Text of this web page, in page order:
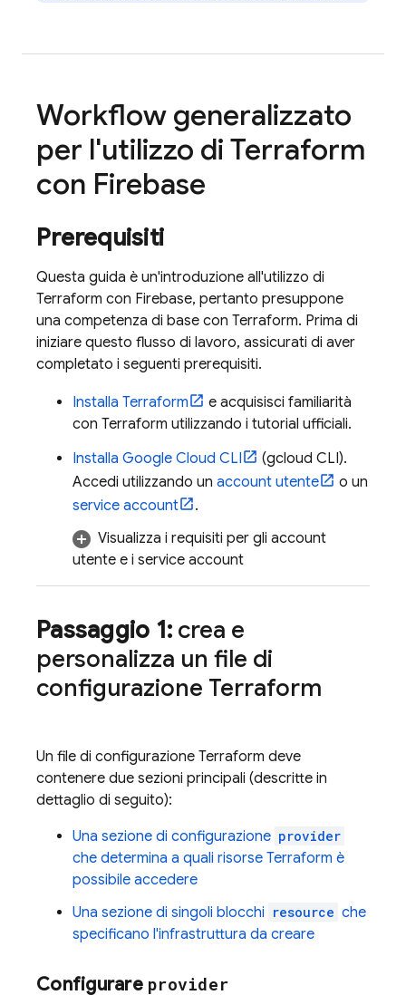
Workflow generalizzato
per l'utilizzo di Terraform
con Firebase
Prerequisiti
Questa guida è un'introduzione all'utilizzo di
Terraform con Firebase, pertanto presuppone
una competenza di base con Terraform. Prima di
iniziare questo flusso di lavoro, assicurati di aver
completato i seguenti prerequisiti.
Installa Terraform
e acquisisci familiarità
con Terraform utilizzando i tutorial ufficiali.
Installa Google Cloud CLI (gcloud CLI).
Accedi utilizzando un account utente
o un
service account
.
Visualizza i requisiti per gli account
utente e i service account
Passaggio 1: crea e
personalizza un file di
configurazione Terraform
Un file di configurazione Terraform deve
contenere due sezioni principali (descritte in
dettaglio di seguito):
Una sezione di configurazione provider
che determina a quali risorse Terraform è
possibile accedere
Una sezione di singoli blocchi resource che
specificano l'infrastruttura da creare
Configurare provider